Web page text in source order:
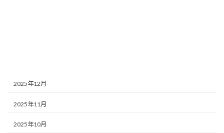
2025年12月
2025年11月
2025年10月